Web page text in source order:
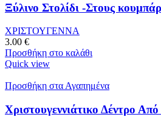
Ξύλινο Στολίδι -Στους
ΧΡΙΣΤΟΥΓΕΝΝΑ
3.00 €
Προσθήκη στο καλάθι
Quick view
Προσθήκη στα Αγαπημένα
Χριστουγεννιάτικο Δέντρο